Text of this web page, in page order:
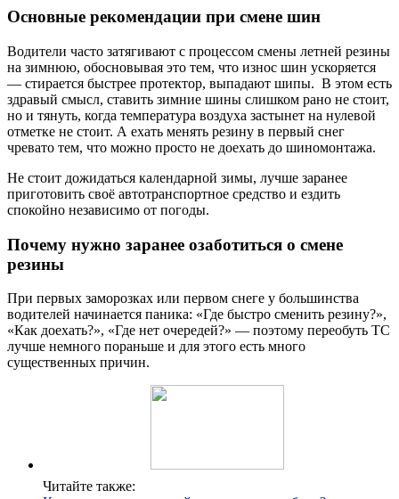
Основные рекомендации при смене шин
Водители часто затягивают с процессом смены летней резины
на зимнюю, обосновывая это тем, что износ шин ускоряется
— стирается быстрее протектор, выпадают шипы. В этом есть
здравый смысл, ставить зимние шины слишком рано не стоит,
но и тянуть, когда температура воздуха застынет на нулевой
отметке не стоит. А ехать менять резину в первый снег
чревато тем, что можно просто не доехать до шиномонтажа.
Не стоит дожидаться календарной зимы, лучше заранее
приготовить своё автотранспортное средство и ездить
спокойно независимо от погоды.
Почему нужно заранее озаботиться о смене
резины
При первых заморозках или первом снеге у большинства
водителей начинается паника: «Где быстро сменить резину?»,
«Как доехать?», «Где нет очередей?» — поэтому переобуть ТС
лучше немного пораньше и для этого есть много
существенных причин.
Читайте также: